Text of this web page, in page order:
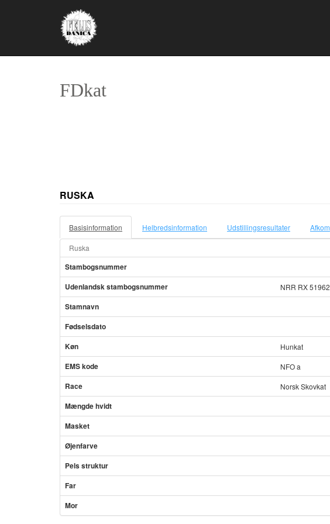
FDkat
RUSKA
Basisinformation Helbredsinformation Udstillingsresultater Afkom
Ruska
Stambogsnummer
Udenlandsk stambogsnummer NRR RX 51962
Stamnavn
Fødselsdato
Køn
Hunkat
EMS kode
NFO a
Race
Norsk Skovkat
Mængde hvidt
Masket
Øjenfarve
Pels struktur
Far
Mor